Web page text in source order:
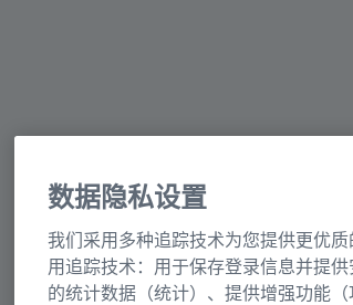
数据隐私设置
我们采用多种追踪技术为您提供更优
用追踪技术：用于保存登录信息并提
的统计数据（统计）、提供增强功能